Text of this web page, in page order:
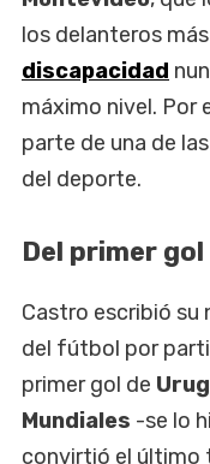
los delanteros
discapacidad
máximo nivel. Por
parte de una de
del deporte.
Del primer
Castro escribió su
del fútbol por
primer gol de
Mundiales -se lo
convirtió el último